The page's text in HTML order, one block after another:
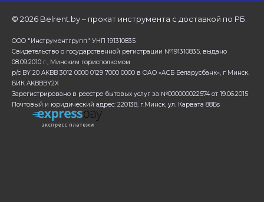
© 2026 Belrent.by – прокат инструмента с доставкой по РБ.
ООО "Инструментгрупп" УНП 191310835
Свидетельство о государственной регистрации №191310835, выдано
08.09.2010 г., Минским горисполкомом
р/с BY 20 AKBB 3012 0000 0129 7000 0000 в ОАО «АСБ Беларусбанк», г Минск.
БИК AKBBBY2X
Зарегистрировано в реестре бытовых услуг за №000000022574 от 19.06.2015
Почтовый и юридический адрес: 220138, г.Минск, ул. Карвата 88Бs